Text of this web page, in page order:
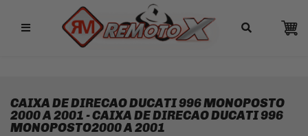
Remotox
10% OFF NO PIX
CAIXA DE DIRECAO DUCATI 996 MONOPOSTO
2000 A 2001 - CAIXA DE DIRECAO DUCATI 996
MONOPOSTO2000 A 2001